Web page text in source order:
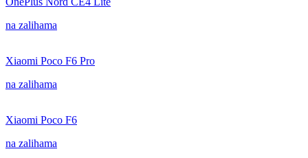
na zalihama
Xiaomi Poco F6 Pro
na zalihama
Xiaomi Poco F6
na zalihama